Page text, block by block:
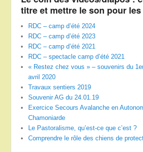
titre et mettre le son pour
RDC – camp d’été 2024
RDC – camp d’été 2023
RDC – camp d’été 2021
RDC – spectacle camp d’été 2021
« Restez chez vous » – souvenirs du
avril 2020
Travaux sentiers 2019
Souvenir AG du 24.01.19
Exercice Secours Avalanche en
Chamoniarde
Le Pastoralisme, qu’est-ce que c’est ?
Comprendre le rôle des chiens de